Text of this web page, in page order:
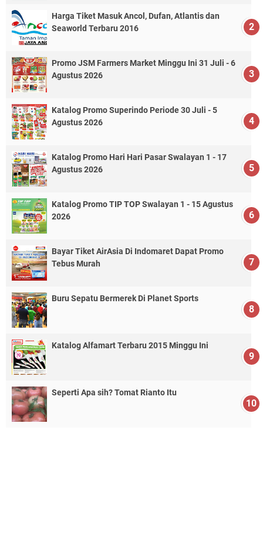
Harga Tiket Masuk Ancol, Dufan, Atlantis dan
Seaworld Terbaru 2016
Promo JSM Farmers Market Minggu Ini 31 Juli - 6
Agustus 2026
Katalog Promo Superindo Periode 30 Juli - 5
Agustus 2026
Katalog Promo Hari Hari Pasar Swalayan 1 - 17
Agustus 2026
Katalog Promo TIP TOP Swalayan 1 - 15 Agustus
2026
Bayar Tiket AirAsia Di Indomaret Dapat Promo
Tebus Murah
Buru Sepatu Bermerek Di Planet Sports
Katalog Alfamart Terbaru 2015 Minggu Ini
Seperti Apa sih? Tomat Rianto Itu